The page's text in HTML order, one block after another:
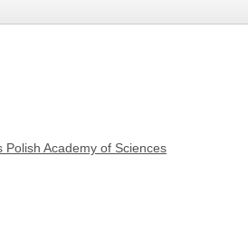
Academy of Sciences